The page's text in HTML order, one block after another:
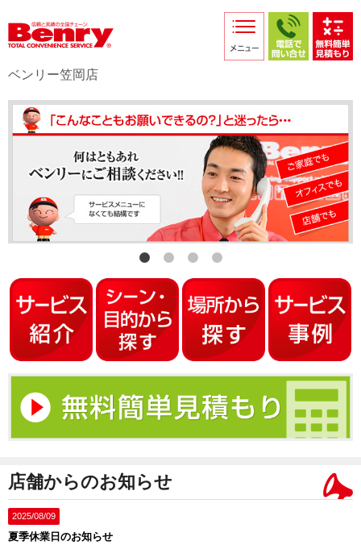
採用情報
店舗からのお知らせ
店舗日記
スタッフ紹介
プライバシーポリシー
本部スマホサイト
ベンリー笠岡店
店舗からのお知らせ
2025/08/09
夏季休業日のお知らせ